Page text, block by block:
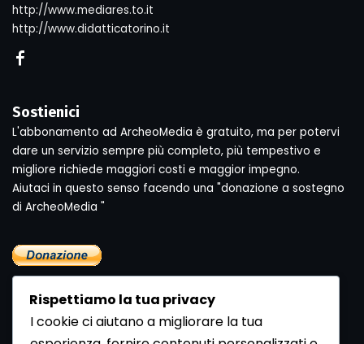
http://www.mediares.to.it
http://www.didatticatorino.it
Sostienici
L'abbonamento ad ArcheoMedia è gratuito, ma per potervi
dare un servizio sempre più completo, più tempestivo e
migliore richiede maggiori costi e maggior impegno.
Aiutaci in questo senso facendo una "donazione a sostegno
di ArcheoMedia "
Rispettiamo la tua privacy
I cookie ci aiutano a migliorare la tua